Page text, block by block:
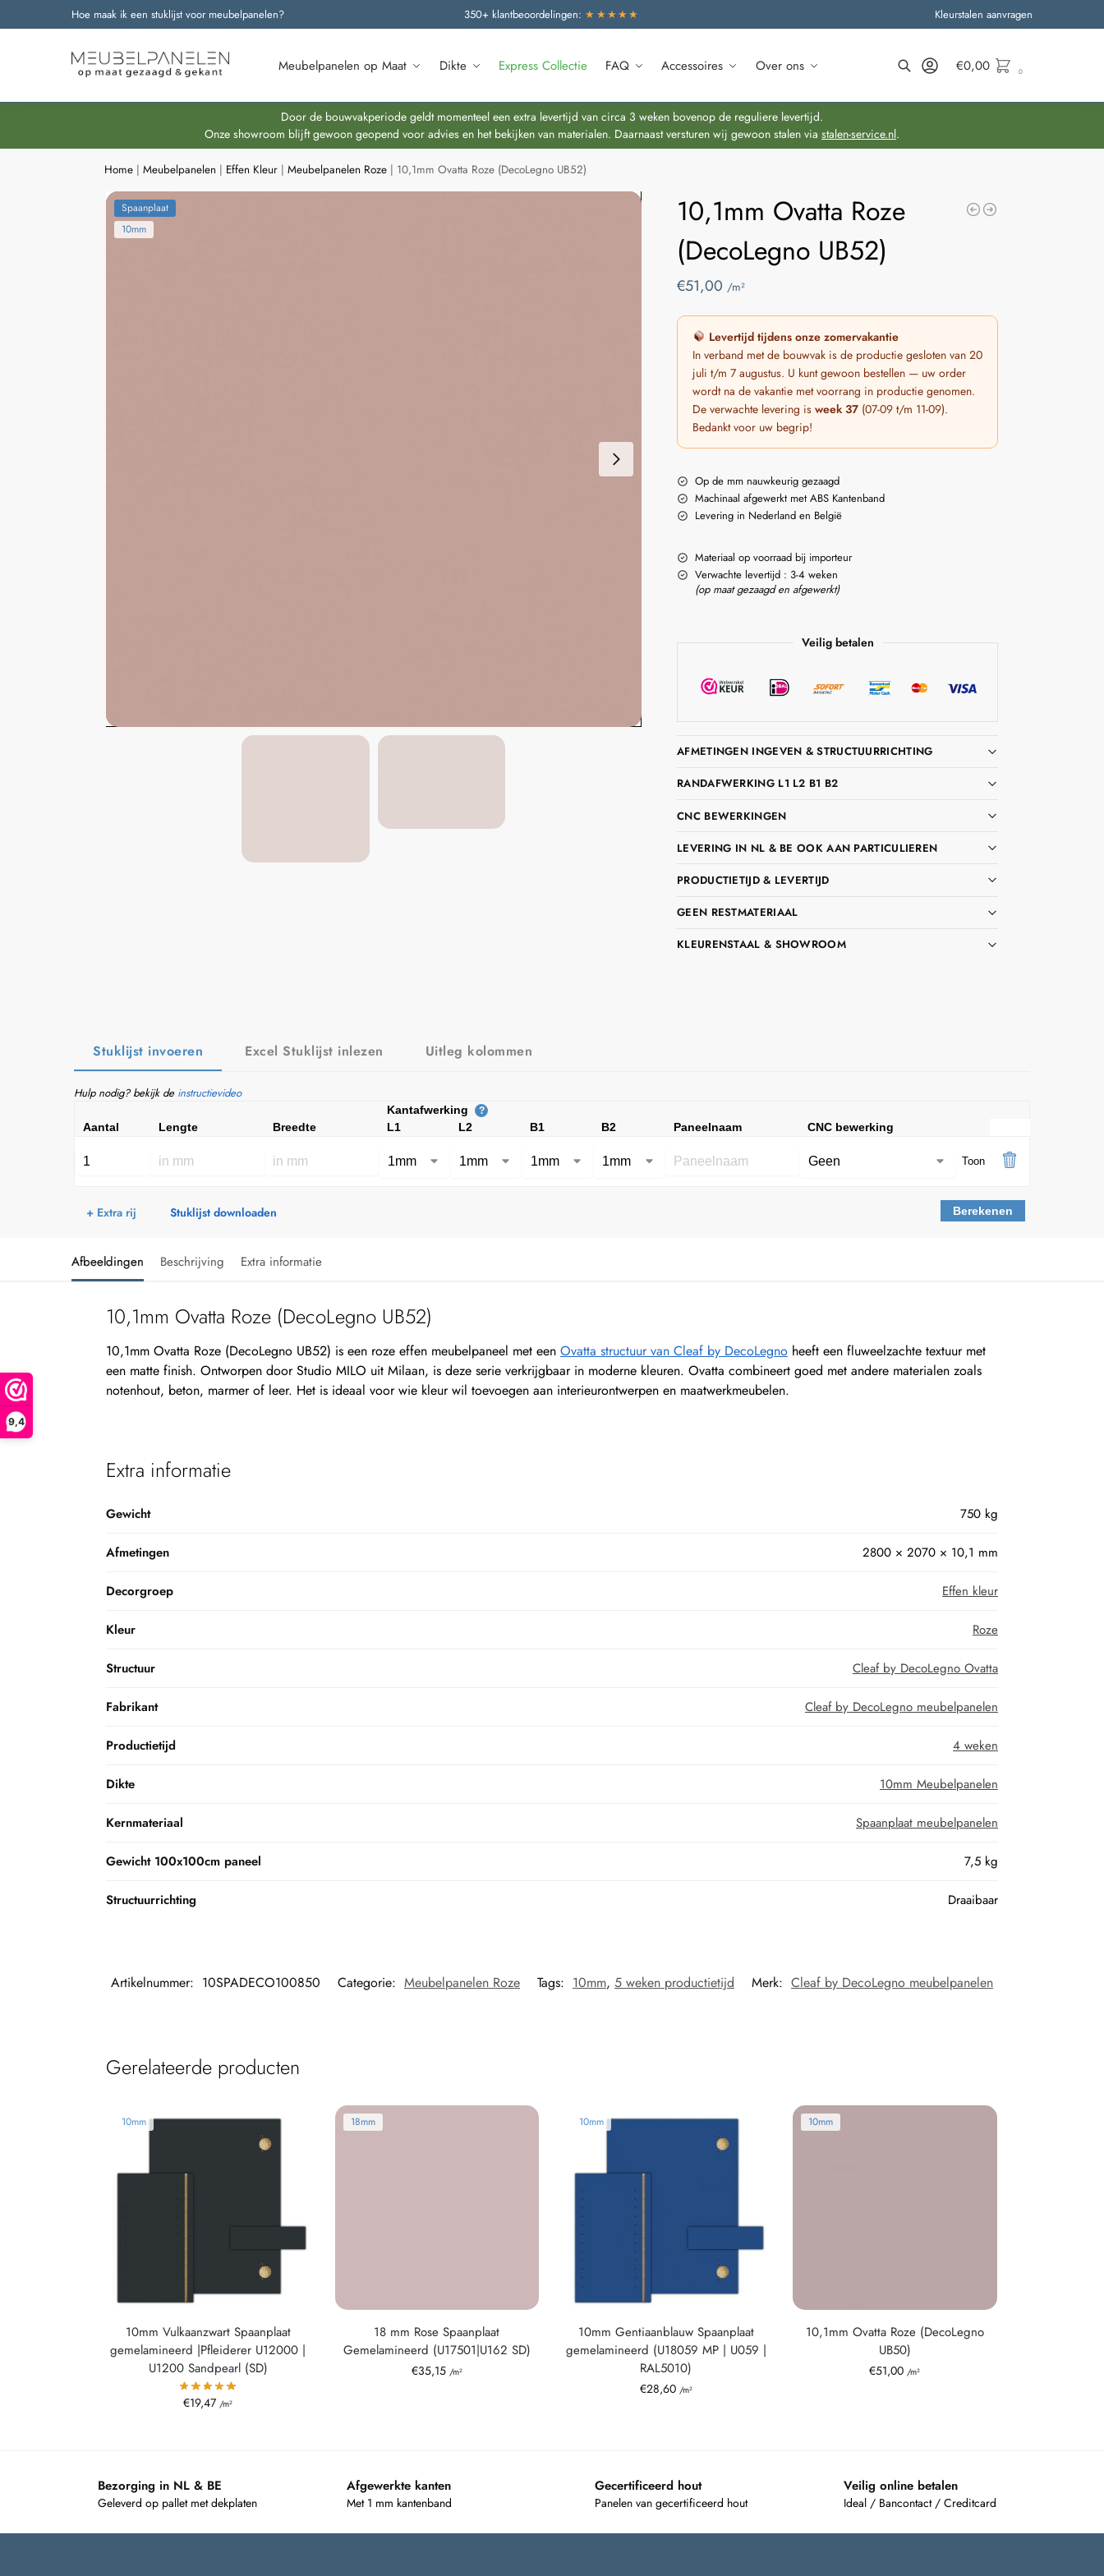
9,4
Hoe maak ik een stuklijst voor meubelpanelen? 350+ klantbeoordelingen: ★★★★★ Kleurstalen aanvragen
Meubelpanelen op Maat Dikte Express Collectie FAQ Accessoires Over ons
Onze nieuwste producten
€0,00 0
Door de bouwvakperiode geldt momenteel een extra levertijd van circa 3 weken bovenop de reguliere levertijd.
Onze showroom blijft gewoon geopend voor advies en het bekijken van materialen. Daarnaast versturen wij gewoon stalen via stalen-service.nl.
Home |Meubelpanelen | Effen Kleur |Meubelpanelen Roze | 10,1mm Ovatta Roze (DecoLegno UB52)
Spaanplaat
10mm
10,1mm Ovatta Roze
(DecoLegno UB52)
€51,00 /m²
Levertijd tijdens onze zomervakantie
In verband met de bouwvak is de productie gesloten van 20
juli t/m 7 augustus. U kunt gewoon bestellen — uw order
wordt na de vakantie met voorrang in productie genomen.
De verwachte levering isweek 37 (07-09 t/m 11-09).
Bedankt voor uw begrip!
Op de mm nauwkeurig gezaagd
Machinaal afgewerkt met ABS Kantenband
Levering in Nederland en België
Materiaal op voorraad bij importeur
Verwachte levertijd : 3-4 weken
(op maat gezaagd en afgewerkt)
Veilig betalen
AFMETINGEN INGEVEN & STRUCTUURRICHTING
RANDAFWERKING L1 L2 B1 B2
CNC BEWERKINGEN
LEVERING IN NL & BE OOK AAN PARTICULIEREN
PRODUCTIETIJD & LEVERTIJD
GEEN RESTMATERIAAL
KLEURENSTAAL & SHOWROOM
Stuklijst invoeren Excel Stuklijst inlezen Uitleg kolommen
Hulp nodig? bekijk de instructievideo
Kantafwerking ?
Aantal Lengte Breedte L1 L2 B1 B2 Paneelnaam CNC bewerking
Toon
+ Extra rij Stuklijst downloaden Berekenen
Afbeeldingen Beschrijving Extra informatie
10,1mm Ovatta Roze (DecoLegno UB52)
10,1mm Ovatta Roze (DecoLegno UB52) is een roze effen meubelpaneel met een Ovatta structuur van Cleaf by DecoLegnoheeft een fluweelzachte textuur met
een matte finish. Ontworpen door Studio MILO uit Milaan, is deze serie verkrijgbaar in moderne kleuren. Ovatta combineert goed met andere materialen zoals
notenhout, beton, marmer of leer. Het is ideaal voor wie kleur wil toevoegen aan interieurontwerpen en maatwerkmeubelen.
Extra informatie
Gewicht 750 kg
Afmetingen 2800 × 2070 × 10,1 mm
Decorgroep Effen kleur
Kleur Roze
Structuur Cleaf by DecoLegno Ovatta
Fabrikant Cleaf by DecoLegno meubelpanelen
Productietijd 4 weken
Dikte 10mm Meubelpanelen
Kernmateriaal Spaanplaat meubelpanelen
Gewicht 100x100cm paneel 7,5 kg
Structuurrichting Draaibaar
Artikelnummer: 10SPADECO100850 Categorie: Meubelpanelen Roze Tags: 10mm, 5 weken productietijd Merk: Cleaf by DecoLegno meubelpanelen
Gerelateerde producten
10mm
10mm Vulkaanzwart Spaanplaat
gemelamineerd |Pfleiderer U12000 |
U1200 Sandpearl (SD)
€19,47 /m²
18mm
18 mm Rose Spaanplaat
Gemelamineerd (U17501|U162 SD)
€35,15 /m²
10mm
10mm Gentiaanblauw Spaanplaat
gemelamineerd (U18059 MP | U059 |
RAL5010)
€28,60 /m²
10mm
10,1mm Ovatta Roze (DecoLegno
UB50)
€51,00 /m²
Bezorging in NL & BE
Geleverd op pallet met dekplaten
Afgewerkte kanten
Met 1 mm kantenband
Gecertificeerd hout
Panelen van gecertificeerd hout
Veilig online betalen
Ideal / Bancontact / Creditcard